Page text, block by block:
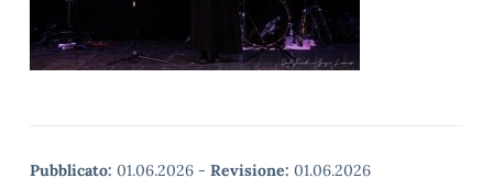
Pubblicato: 01.06.2026 - Revisione: 01.06.2026